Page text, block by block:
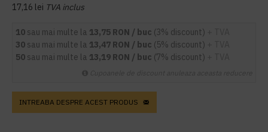
17,16 lei TVA inclus
10 sau mai multe la 13,75 RON / buc (3% discount)
30 sau mai multe la 13,47 RON / buc (5% discount)
50 sau mai multe la 13,19 RON / buc (7% discount)
INTREABA DESPRE ACEST PRODUS